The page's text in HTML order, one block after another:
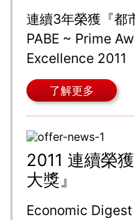
連續3年榮獲『都
PABE ~ Prime
Excellence 2011
了解更多
2011 連續榮
大獎』
Economic